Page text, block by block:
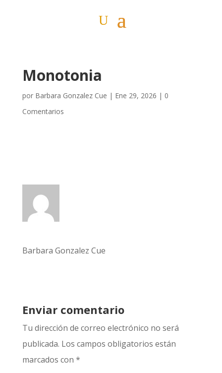
Monotonia
por Barbara Gonzalez Cue | Ene 29, 2026 | 0
Comentarios
Barbara Gonzalez Cue
Enviar comentario
Tu dirección de correo electrónico no será
publicada. Los campos obligatorios están
marcados con *